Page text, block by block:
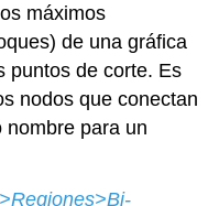
máximos
de una gráfica
puntos de corte. Es
nodos que conectan
nombre para un